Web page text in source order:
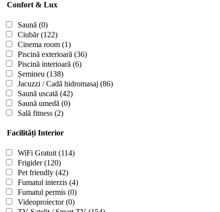
Confort & Lux
Saună (0)
Ciubăr(122)
Cinema room (1)
Piscină exterioară (36)
Piscină interioară (6)
Șemineu (138)
Jacuzzi / Cadă hidromasaj (86)
Saună uscată (42)
Saună umedă (0)
Sală fitness (2)
Facilități Interior
WiFi Gratuit (114)
Frigider(120)
Pet friendly (42)
Fumatul interzis (4)
Fumatul permis (0)
Videoproiector(0)